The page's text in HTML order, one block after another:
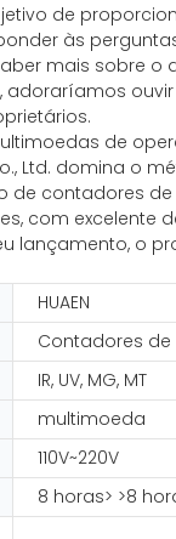
de
às
mais sobre o
de
Ltd. domina o
contadores
com excelente
lançamento, o
HUAEN
Contadores de
IR, UV, MG, MT
multimoeda
110V~220V
8 horas> >8